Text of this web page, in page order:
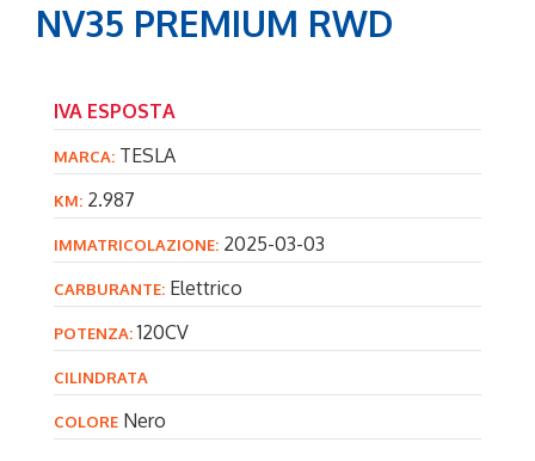
NV35 PREMIUM RWD
IVA ESPOSTA
MARCA: TESLA
KM: 2.987
IMMATRICOLAZIONE: 2025-03-03
CARBURANTE: Elettrico
POTENZA:120CV
CILINDRATA
COLORE Nero